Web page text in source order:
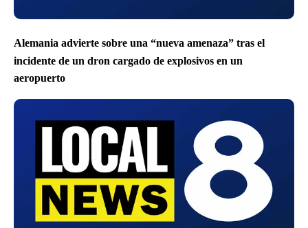
Alemania advierte sobre una “nueva amenaza” tras el
incidente de un dron cargado de explosivos en un
aeropuerto